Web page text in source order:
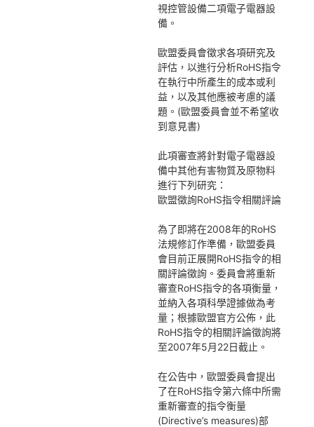
視控管設備二項電子電器設
備。
歐盟委員會徵求各項研究及
評估，以進行分析RoHS指令
在執行中所產生的成本或利
益，以及其他應被考慮的議
題。(歐盟委員會並不希望收
到意見書)
此項審查將針對電子電器設
備中其他有害物質及原物料
進行下列研究：
歐盟徵詢RoHS指令相關評論
為了即將在2008年的RoHS
法規修訂作準備，歐盟委員
會目前正展開RoHS指令的相
關評論徵詢。委員會將重新
審查RoHS指令的各項衡量，
並納入各項科學證據做為考
量；根據歐盟官方公佈，此
RoHS指令的相關評論徵詢將
至2007年5月22日截止。
在公告中，歐盟委員會提出
了在RoHS指令第六條中所需
重新審查的指令衡量
(Directive’s measures)部